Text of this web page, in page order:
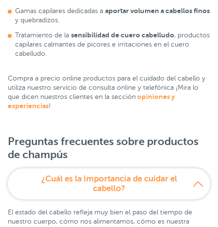
Gamas capilares dedicadas a aportar volumen a cabellos finos
y quebradizos.
Tratamiento de la sensibilidad de cuero cabelludo, productos
capilares calmantes de picores e irritaciones en el cuero
cabelludo.
Compra a precio online productos para el cuidado del cabello y
utiliza nuestro servicio de consulta online y telefónica ¡Mira lo
que dicen nuestros clientes en la sección opiniones y
experiencias!
Preguntas frecuentes sobre productos
de champús
¿Cuál es la importancia de cuidar el
cabello?
El estado del cabello refleja muy bien el paso del tiempo de
nuestro cuerpo, cómo nos alimentamos, cómo es nuestra